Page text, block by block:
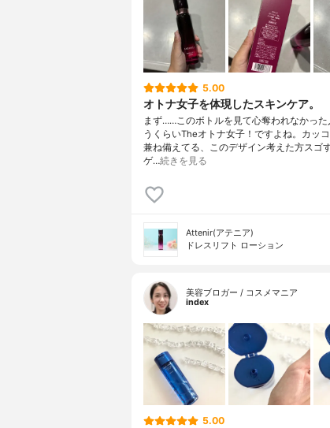
5.00
オトナ女子を体現したスキンケア。
まず……このボトルを見て心奪われなかった
うくらいTheオトナ女子！ですよね。カッ
兼ね備えてる、このデザイン考えた方スゴ
ゲ…続きを見る
Attenir(アテニア)
ドレスリフト ローション
美容ブロガー / コスメマニア
index
5.00